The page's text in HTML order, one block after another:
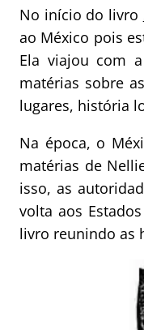
No início do livro
ao México pois
Ela viajou com
matérias sobre
lugares, história
Na época, o
matérias de
isso, as
volta aos
livro reunindo as